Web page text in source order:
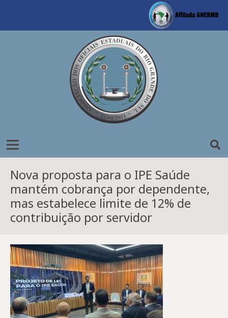
Nova proposta para o IPE Saúde
mantém cobrança por dependente,
mas estabelece limite de 12% de
contribuição por servidor